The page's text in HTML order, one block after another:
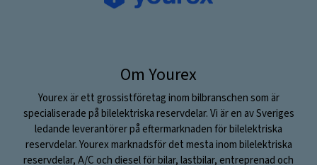
Om Yourex
Yourex är ett grossistföretag inom bilbranschen som är
specialiserade på bilelektriska reservdelar. Vi är en av Sveriges
ledande leverantörer på eftermarknaden för bilelektriska
reservdelar. Yourex marknadsför det mesta inom bilelektriska
reservdelar, A/C och diesel för bilar, lastbilar, entreprenad och